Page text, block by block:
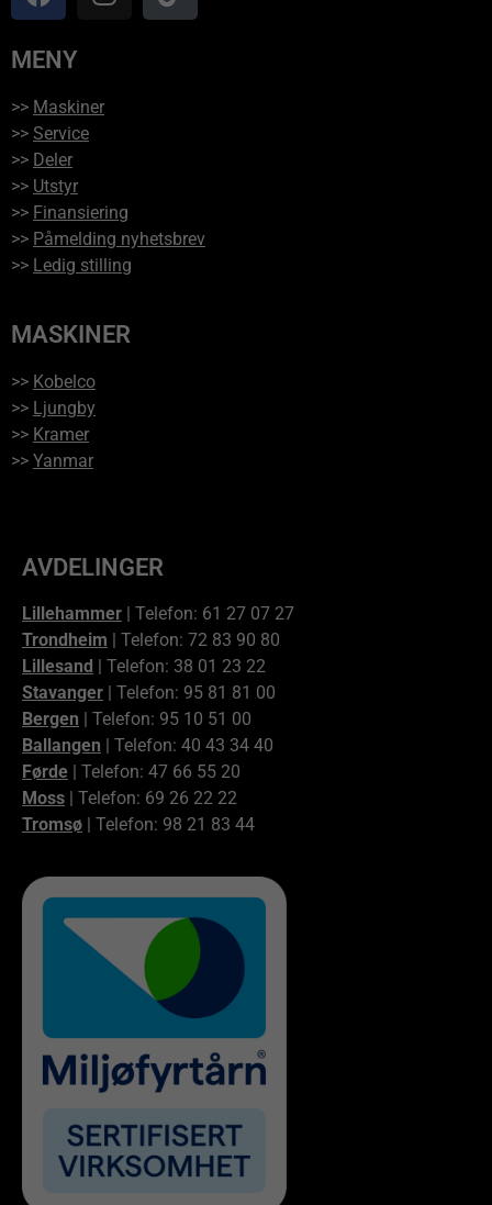
MENY
>> Maskiner
>> Service
>> Deler
>> Utstyr
>> Finansiering
>> Påmelding nyhetsbrev
>> Ledig stilling
MASKINER
>> Kobelco
>> Ljungby
>> Kramer
>> Yanmar
AVDELINGER
Lillehammer | Telefon: 61 27 07 27
Trondheim | Telefon: 72 83 90 80
Lillesand
| Telefon: 38 01 23 22
Stavanger | Telefon: 95 81 81 00
Bergen | Telefon: 95 10 51 00
Ballangen | Telefon: 40 43 34 40
Førde | Telefon: 47 66 55 20
Moss | Telefon: 69 26 22 22
Tromsø | Telefon: 98 21 83 44